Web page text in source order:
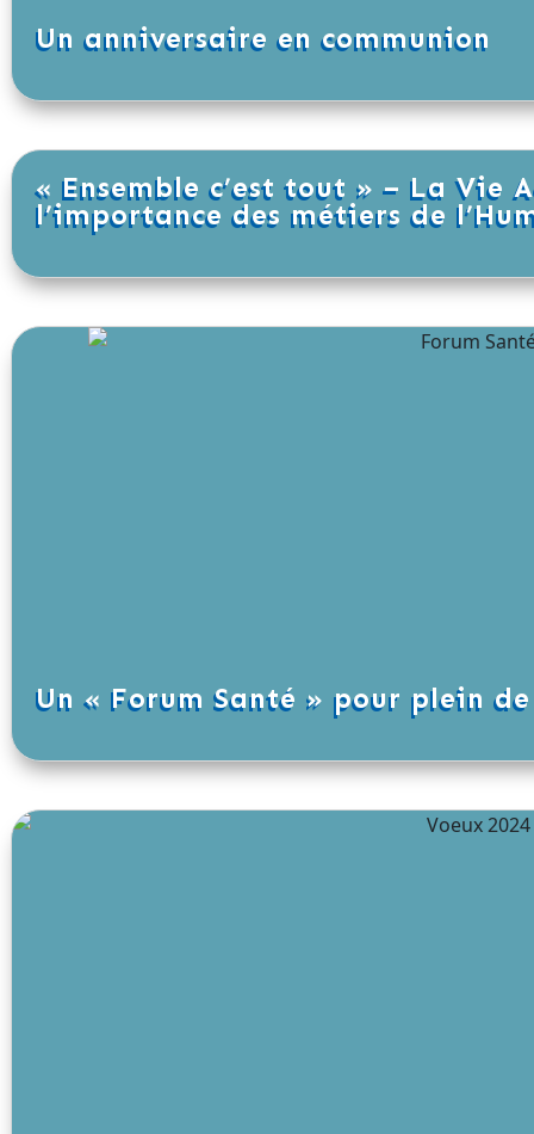
Un anniversaire en communion
« Ensemble c’est tout » – La Vie
l’importance des métiers de
Un « Forum Santé » pour plein